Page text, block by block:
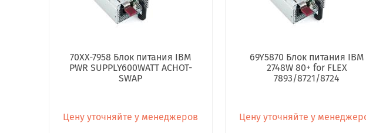
70XX-7958 Блок питания IBM
PWR SUPPLY600WATT ACHOT-
SWAP
Цену уточняйте у менеджеров
69Y5870 Блок питания IBM
2748W 80+ for FLEX
7893/8721/8724
Цену уточняйте у